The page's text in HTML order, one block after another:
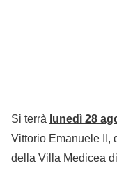
Si terrà lunedì 28
Vittorio Emanuele II,
della Villa Medicea